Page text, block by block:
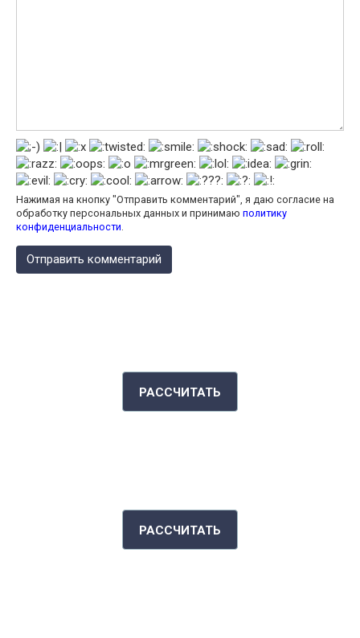
Нажимая на кнопку "Отправить комментарий", я даю согласие на
обработку персональных данных и принимаю политику
конфиденциальности
РАССЧИТАТЬ
РАССЧИТАТЬ